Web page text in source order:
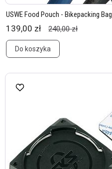
USWE Food Pouch - Bikepacking Bag
139,00 zł 240,00 zł
Do koszyka